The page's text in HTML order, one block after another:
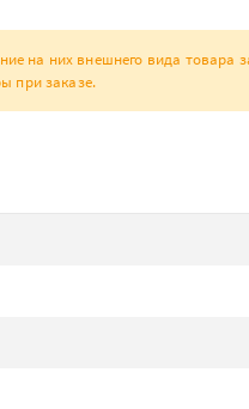
на них внешнего вида товара
при заказе.